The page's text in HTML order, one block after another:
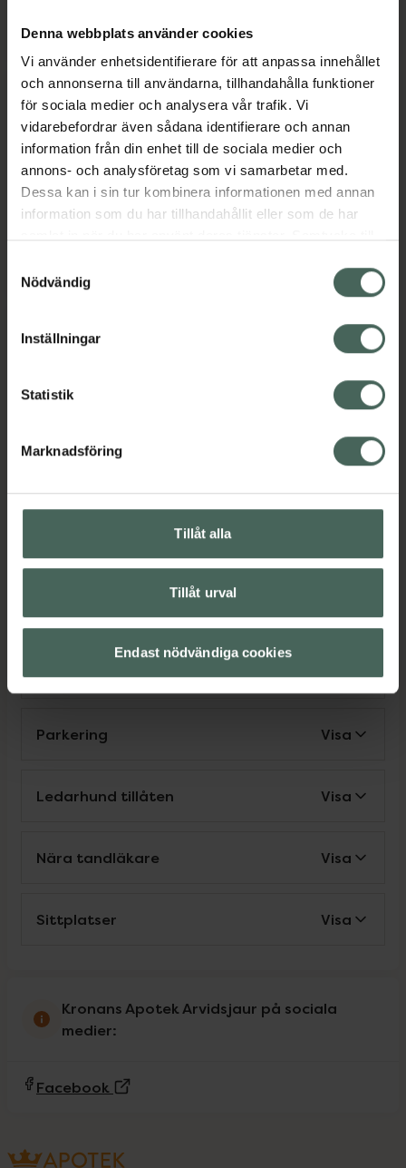
Denna webbplats använder cookies
Vi använder enhetsidentifierare för att anpassa innehållet
och annonserna till användarna, tillhandahålla funktioner
för sociala medier och analysera vår trafik. Vi
vidarebefordrar även sådana identifierare och annan
information från din enhet till de sociala medier och
annons- och analysföretag som vi samarbetar med.
Dessa kan i sin tur kombinera informationen med annan
information som du har tillhandahållit eller som de har
återkalla ditt samtycke via webbplatsens
cookieinställningar. Ett återkallat samtycke påverkar inte
lagligheten av behandling som skett innan återkallelsen.
Nödvändig
Inställningar
Statistik
Marknadsföring
Tillåt alla
Tillåt urval
Endast nödvändiga cookies
Söndag Stängt
Språk
Svenska
Engelska
Tänk på att personen som pratar ett visst språk inte
finns på apoteket alla dagar, så vissa avvikelser kan
förekomma. Kontakta oss gärna om du har frågor.
Service
Leverans till apotek Visa
Parkering Visa
Ledarhund tillåten Visa
Nära tandläkare Visa
Sittplatser Visa
Kronans Apotek Arvidsjaur på sociala
medier:
Facebook